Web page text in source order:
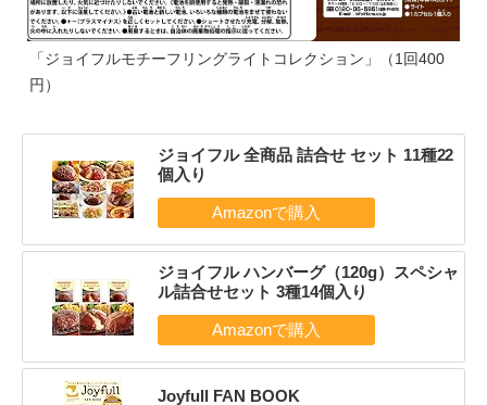
「ジョイフルモチーフリングライトコレクション」（1回400
円）
ジョイフル 全商品 詰合せ セット 11種22
個入り
ジョイフル ハンバーグ（120g）スペシャ
ル詰合せセット 3種14個入り
Joyfull FAN BOOK